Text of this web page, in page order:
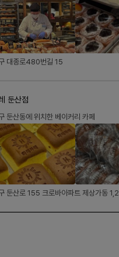
대종로480번길 15
둔산점
둔산동에 위치한 베이커리 카페
둔산로 155 크로바아파트 제상가동 1,2